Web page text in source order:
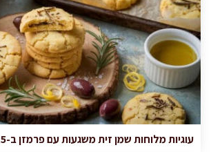
עוגיות מלוחות שמן זית משגעות עם פרמזן ב-25 דקות